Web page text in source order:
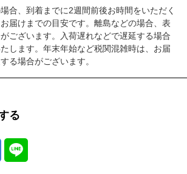
合、到着までに2週間前後お時間をいただく
届けまでの目安です。離島などの場合、表
ございます。入荷遅れなどで遅延する場合
します。年末年始など税関混雑時は、お届
る場合がございます。
る